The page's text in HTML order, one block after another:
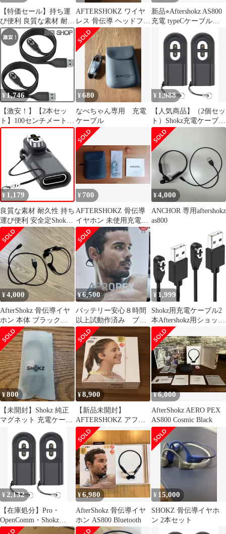
【特価セール】持ち運
び便利 良質な素材 耐久
性 コンパクト 安全定
Shokz用変換アダプター
（ 急速充電 Shokz 用変
換マイクロ OpenRun、
Aeropex、OpenRun
Type-C Pro、
OpenComm、OpenRun
Shokzイヤホン用
AFTERSHOKZ ワイヤ
レス 骨伝導 ヘッドフォ
ン
新品⭐︎Aftershokz AS800
充電 typeCケーブル
¥ 1,746
【激安！】【2本セッ
ト】100センチメートル
USB充電ケーブル、
Shokz OpenRun (旧
AfterShokz)/ Aftershokz
Aeropex ・ Shokz
OpenRun Pro ・
OpenComm Shokz・
OpenRun Mini
¥680
なべちゃん専用 充電
ケーブル
¥ 1,988
【人気商品】（2個セッ
ト）Shokz充電ケーブル
対応USB-C変換アダプ
ター、Shokz OpenRun・
Shokz Aeropex・Shokz
OpenRun Pro・
OpenComm・Shokz
OpenRun Mini骨伝導イ
ヤホンとの互換性あり
¥ 1,179
良質な素材 耐久性 持ち
運び便利 安全定Shokz
用変換アダプター（ コ
ンパクト Shokz 急速充
電 OpenRun、Aeropex、
OpenRun 用変換マイク
ロ Pro、OpenComm、
OpenRun Type-C Mini対
応）(ブラック) Sho
¥ 700
AFTERSHOKZ 骨伝導
イヤホン 未使用充電ケ
ーブル ケース
¥4,000
ANCHOR 専用aftershokz
as800
¥4,000
AfterShokz 骨伝導イヤ
ホン 本体 ブラック
AS800
¥6,500
バッテリー安心８時間
以上試動作済み ブラ
ックAfterShokz
AEROPEX
¥ 1,999
Shokz用充電ケーブル2
本Aftershokz用ショック
スUSB充電コード
1mShokzOpenRun(旧
AfterShokz)/AftershokzA
eropex/ShokzOpenRunPr
o
¥800
【未開封】Shokz 純正
マグネット 充電ケーブ
¥8,900
【新品未開封】
AFTERSHOKZ アフタ
ーショックス
AEROPEX PLAY
¥6,000
AfterShokz AERO PEX
AS800 Cosmic Black
¥ 2,132
【在庫処分】Pro・
OpenComm・Shokz
OpenRun OpenRun
¥6,980
AfterShokz 骨伝導イヤ
ホン AS800 Bluetooth
¥ 15,000
SHOKZ 骨伝導イヤホ
ン 2本セット